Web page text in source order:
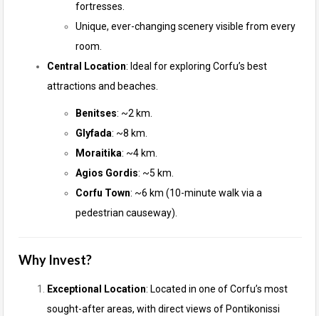
fortresses.
Unique, ever-changing scenery visible from every
room.
Central Location: Ideal for exploring Corfu’s best
attractions and beaches.
Benitses: ~2 km.
Glyfada: ~8 km.
Moraitika: ~4 km.
Agios Gordis: ~5 km.
Corfu Town: ~6 km (10-minute walk via a
pedestrian causeway).
Why Invest?
Exceptional Location: Located in one of Corfu’s most
sought-after areas, with direct views of Pontikonissi